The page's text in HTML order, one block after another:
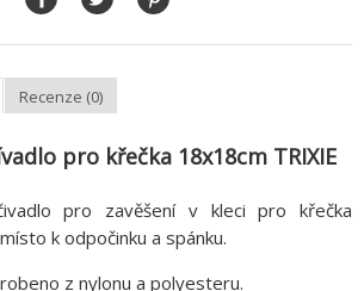
Recenze (0)
pro křečka 18x18cm TRIXIE
pro zavěšení v kleci pro křečka
k odpočinku a spánku.
z nylonu a polyesteru.